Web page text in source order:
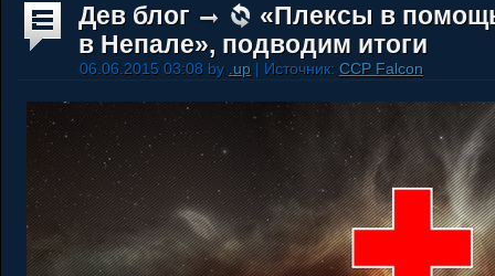
Дев блог
«Плексы в
в Непале», подводим итоги
06.06.2015 03:08 by .up | Источник: CCP Falcon